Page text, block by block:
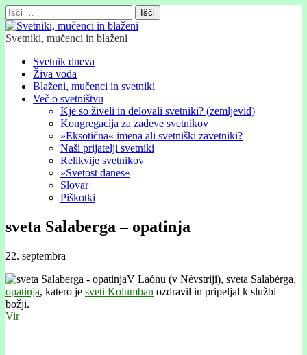
Išči:
Svetniki, mučenci in blaženi
Glavni
meni
Skip
content
Svetnik dneva
Živa voda
Blaženi, mučenci in svetniki
Več o svetništvu
Kje so živeli in delovali svetniki? (zemljevid)
Kongregacija za zadeve svetnikov
»Eksotična« imena ali svetniški zavetniki?
Naši prijatelji svetniki
Relikvije svetnikov
»Svetost danes«
Slovar
Piškotki
sveta Salaberga – opatinja
22. septembra
V Laónu (v Névstriji), sveta Salabérga,
opatinja, katero je sveti Kolumban ozdravil in pripeljal k službi
božji.
Vir